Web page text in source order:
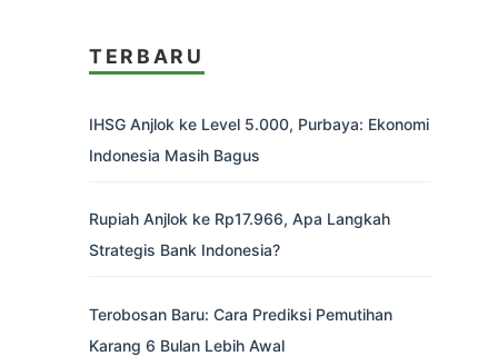
TERBARU
IHSG Anjlok ke Level 5.000, Purbaya: Ekonomi
Indonesia Masih Bagus
Rupiah Anjlok ke Rp17.966, Apa Langkah
Strategis Bank Indonesia?
Terobosan Baru: Cara Prediksi Pemutihan
Karang 6 Bulan Lebih Awal